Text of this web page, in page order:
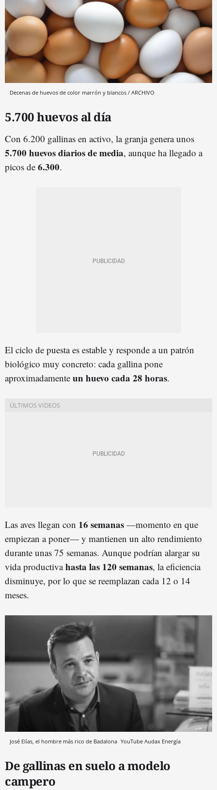
Decenas de huevos de color marrón y blancos / ARCHIVO
5.700 huevos al día
Con 6.200 gallinas en activo, la granja genera unos
5.700 huevos diarios de media, aunque ha llegado a
picos de 6.300.
El ciclo de puesta es estable y responde a un patrón
biológico muy concreto: cada gallina pone
aproximadamente un huevo cada 28 horas.
Las aves llegan con 16 semanas —momento en que
empiezan a poner— y mantienen un alto rendimiento
durante unas 75 semanas. Aunque podrían alargar su
vida productivahasta las 120 semanas, la eficiencia
disminuye, por lo que se reemplazan cada 12 o 14
meses.
José Elías, el hombre más rico de Badalona YouTube Audax Energía
De gallinas en suelo a modelo
campero